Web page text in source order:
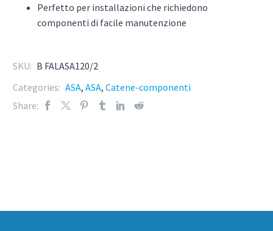
Perfetto per installazioni che richiedono
componenti di facile manutenzione
SKU: B FALASA120/2
Categories: ASA, ASA, Catene-componenti
Share: